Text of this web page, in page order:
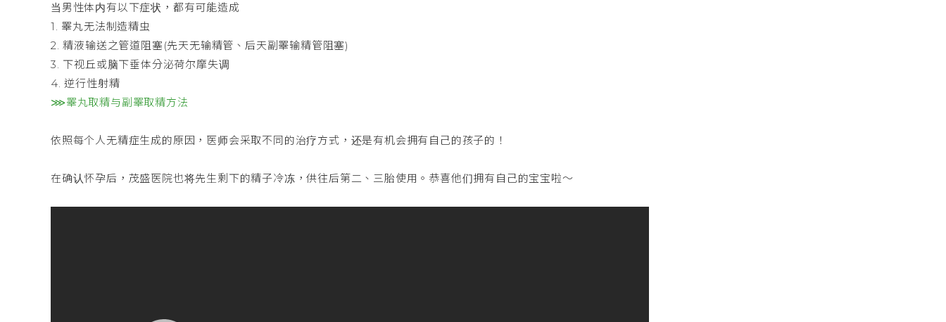
当男性体内有以下症状，都有可能造成
1. 睪丸无法制造精虫
2. 精液输送之管道阻塞(先天无输精管、后天副睪输精管阻塞)
3. 下视丘或脑下垂体分泌荷尔摩失调
4. 逆行性射精
⋙睪丸取精与副睪取精方法
依照每个人无精症生成的原因，医师会采取不同的治疗方式，还是有机会拥有自己的孩子的！
在确认怀孕后，茂盛医院也将先生剩下的精子冷冻，供往后第二、三胎使用。恭喜他们拥有自己的宝宝啦～